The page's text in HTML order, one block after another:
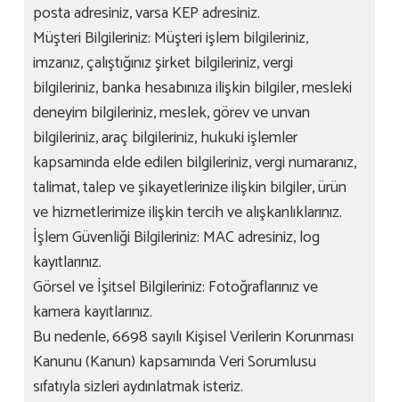
posta adresiniz, varsa KEP adresiniz.
Müşteri Bilgileriniz: Müşteri işlem bilgileriniz,
imzanız, çalıştığınız şirket bilgileriniz, vergi
bilgileriniz, banka hesabınıza ilişkin bilgiler, mesleki
deneyim bilgileriniz, meslek, görev ve unvan
bilgileriniz, araç bilgileriniz, hukuki işlemler
kapsamında elde edilen bilgileriniz, vergi numaranız,
talimat, talep ve şikayetlerinize ilişkin bilgiler, ürün
ve hizmetlerimize ilişkin tercih ve alışkanlıklarınız.
İşlem Güvenliği Bilgileriniz: MAC adresiniz, log
kayıtlarınız.
Görsel ve İşitsel Bilgileriniz: Fotoğraflarınız ve
kamera kayıtlarınız.
Bu nedenle, 6698 sayılı Kişisel Verilerin Korunması
Kanunu (Kanun) kapsamında Veri Sorumlusu
sıfatıyla sizleri aydınlatmak isteriz.